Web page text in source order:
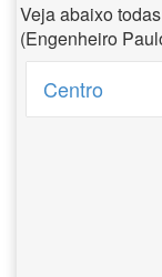
Veja abaixo
(Engenheiro
Centro